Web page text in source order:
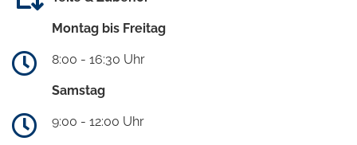
Montag bis Freitag
8:00 - 16:30 Uhr
Samstag
9:00 - 12:00 Uhr